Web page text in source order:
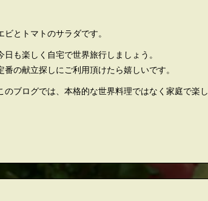
ビとトマトのサラダです。
日も楽しく自宅で世界旅行しましょう。
番の献立探しにご利用頂けたら嬉しいです。
のブログでは、本格的な世界料理ではなく家庭で楽